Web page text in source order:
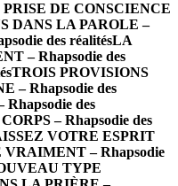
PRISE DE CONSCIENCE
DANS LA PAROLE –
des réalitésLA
– Rhapsodie des
TROIS PROVISIONS
– Rhapsodie des
des
– Rhapsodie des
VOTRE ESPRIT
– Rhapsodie
TYPE